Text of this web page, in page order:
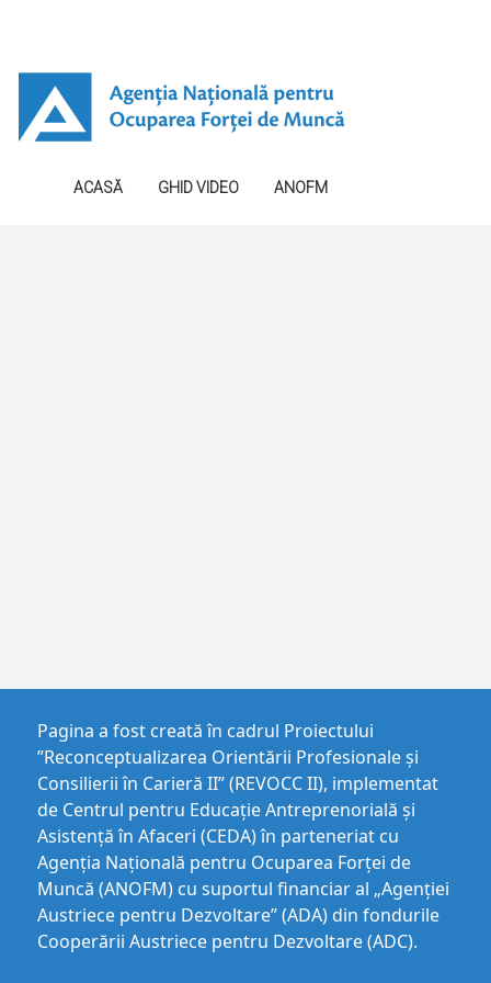
ACASĂ GHID VIDEO ANOFM
Pagina a fost creată în cadrul Proiectului
”Reconceptualizarea Orientării Profesionale și
Consilierii în Carieră II” (REVOCC II), implementat
de Centrul pentru Educaţie Antreprenorială şi
Asistenţă în Afaceri (CEDA) în parteneriat cu
Agenția Națională pentru Ocuparea Forței de
Muncă (ANOFM) cu suportul financiar al „Agenției
Austriece pentru Dezvoltare” (ADA) din fondurile
Cooperării Austriece pentru Dezvoltare (ADC).